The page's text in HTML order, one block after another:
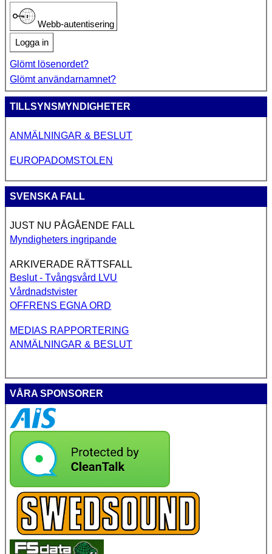
Webb-autentisering
Logga in
Glömt lösenordet?
Glömt användarnamnet?
TILLSYNSMYNDIGHETER
ANMÄLNINGAR & BESLUT
EUROPADOMSTOLEN
SVENSKA FALL
JUST NU PÅGÅENDE FALL
Myndigheters ingripande
ARKIVERADE RÄTTSFALL
Beslut - Tvångsvård LVU
Vårdnadstvister
OFFRENS EGNA ORD
MEDIAS RAPPORTERING
ANMÄLNINGAR & BESLUT
VÅRA SPONSORER